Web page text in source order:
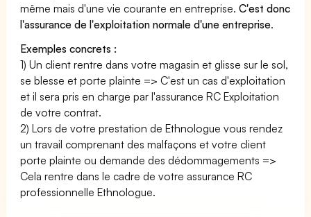
même mais d'une vie courante en entreprise.C'est donc
l'assurance de l'exploitation normale d'une entreprise.
Exemples concrets :
1) Un client rentre dans votre magasin et glisse sur le sol,
se blesse et porte plainte => C'est un cas d'exploitation
et il sera pris en charge par l'assurance RC Exploitation
de votre contrat.
2) Lors de votre prestation de Ethnologue vous rendez
un travail comprenant des malfaçons et votre client
porte plainte ou demande des dédommagements =>
Cela rentre dans le cadre de votre assurance RC
professionnelle Ethnologue.